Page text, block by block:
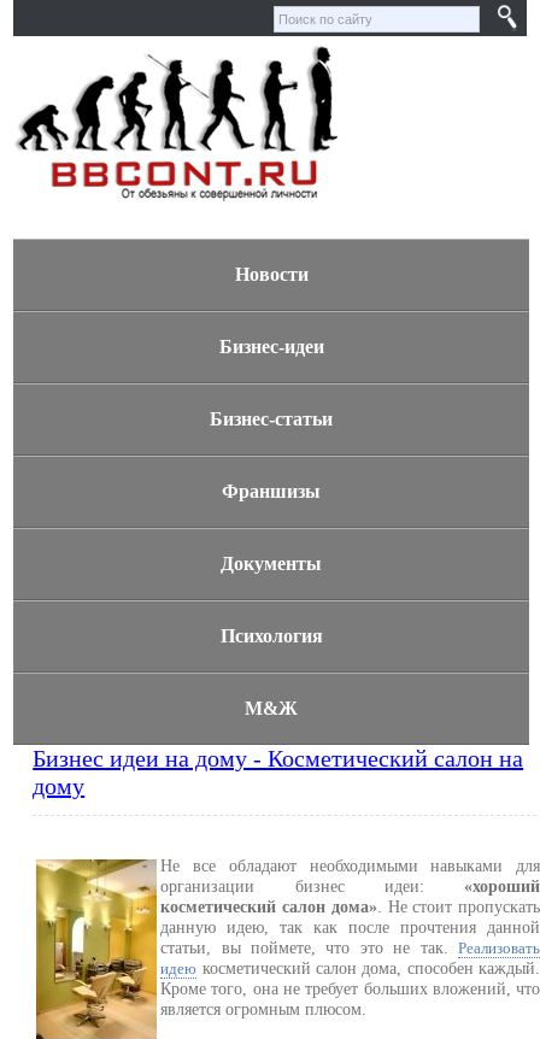
Новости
Бизнес-идеи
Бизнес-статьи
Франшизы
Документы
Психология
М&Ж
Бизнес идеи на дому - Косметический салон на
дому
Не все обладают необходимыми навыками для
организации бизнес идеи:«хороший
косметический салон дома». Не стоит пропускать
данную идею, так как после прочтения данной
статьи, вы поймете, что это не так.Реализовать
идею косметический салон дома, способен каждый.
Кроме того, она не требует больших вложений, что
является огромным плюсом.